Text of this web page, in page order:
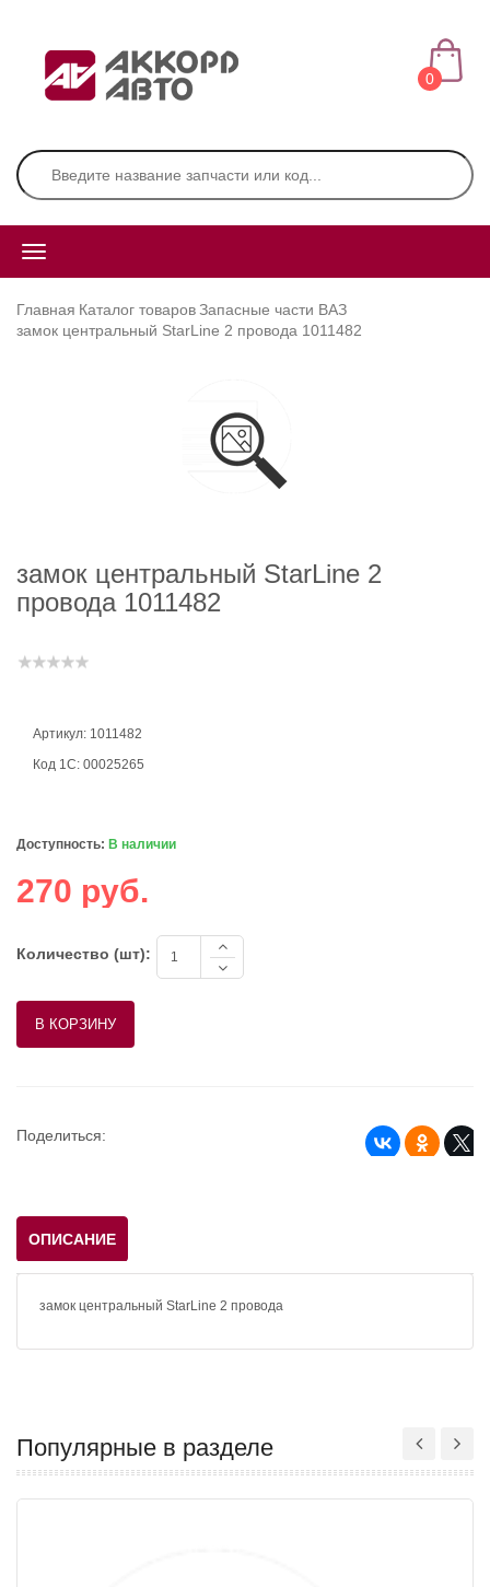
0
Главная Каталог товаровЗапасные части ВАЗ
замок центральный StarLine 2 провода 1011482
замок центральный StarLine 2
провода 1011482
Артикул: 1011482
Код 1С: 00025265
Доступность: В наличии
270 руб.
Количество (шт):
Поделиться:
ОПИСАНИЕ
замок центральный StarLine 2 провода
Популярные в разделе